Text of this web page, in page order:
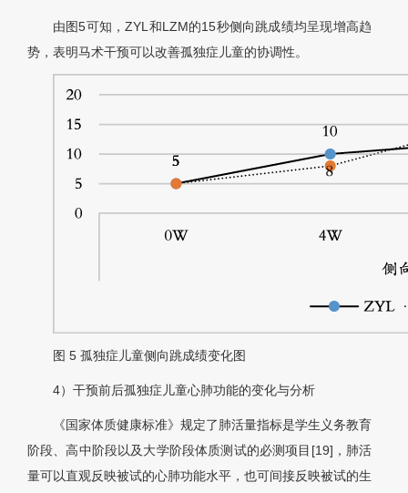
由图5可知，ZYL和LZM的15秒侧向跳成绩均呈现增高趋
势，表明马术干预可以改善孤独症儿童的协调性。
图 5 孤独症儿童侧向跳成绩变化图
4）干预前后孤独症儿童心肺功能的变化与分析
《国家体质健康标准》规定了肺活量指标是学生义务教育
阶段、高中阶段以及大学阶段体质测试的必测项目[19]，肺活
量可以直观反映被试的心肺功能水平，也可间接反映被试的生